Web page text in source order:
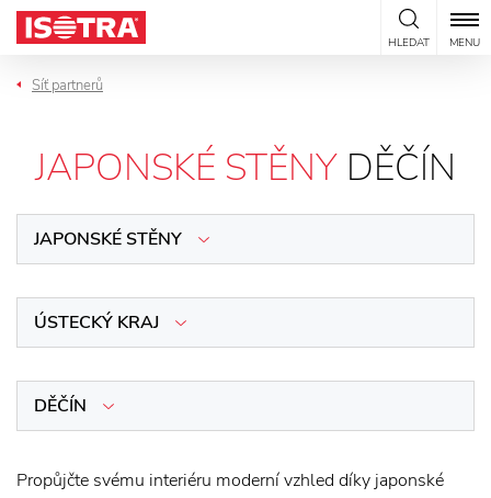
Přeskočit na obsah
HLEDAT MENU
Síť partnerů
JAPONSKÉ STĚNY DĚČÍN
JAPONSKÉ STĚNY
ÚSTECKÝ KRAJ
DĚČÍN
Propůjčte svému interiéru moderní vzhled díky japonské